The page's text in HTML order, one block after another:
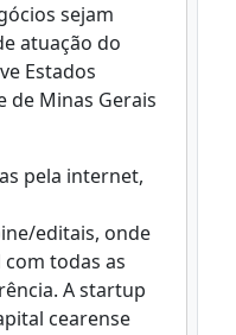
sejam
atuação do
Estados
de Minas Gerais
pela internet,
editais, onde
todas as
A startup
cearense